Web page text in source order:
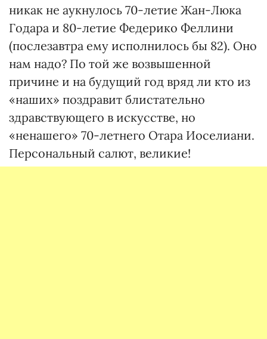
никак не аукнулось 70-летие Жан-Люка
Годара и 80-летие Федерико Феллини
(послезавтра ему исполнилось бы 82). Оно
нам надо? По той же возвышенной
причине и на будущий год вряд ли кто из
«наших» поздравит блистательно
здравствующего в искусстве, но
«ненашего» 70-летнего Отара Иоселиани.
Персональный салют, великие!